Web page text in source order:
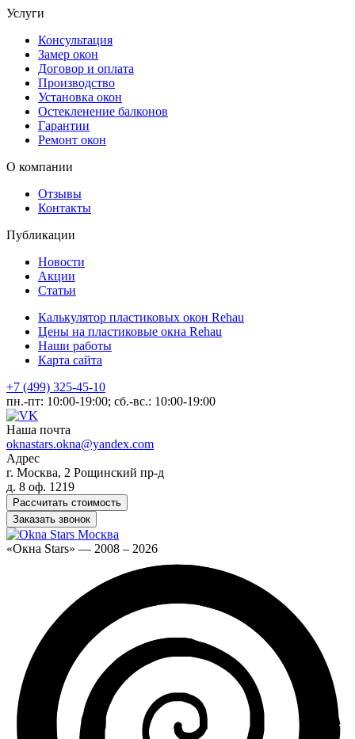
Услуги
Консультация
Замер окон
Договор и оплата
Производство
Установка окон
Остекленение балконов
Гарантии
Ремонт окон
О компании
Отзывы
Контакты
Публикации
Новости
Акции
Статьи
Калькулятор пластиковых окон Rehau
Цены на пластиковые окна Rehau
Наши работы
Карта сайта
+7 (499) 325-45-10
пн.-пт: 10:00-19:00; сб.-вс.: 10:00-19:00
Наша почта
oknastars.okna@yandex.com
Адрес
г. Москва, 2 Рощинский пр-д
д. 8 оф. 1219
Рассчитать стоимость
Заказать звонок
«Окна Stars» — 2008 – 2026